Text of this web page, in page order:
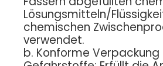
Lösungsmitteln/
chemischen
verwendet.
b. Konforme Verpackung